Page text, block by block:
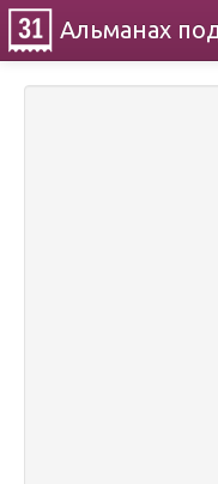
Альманах